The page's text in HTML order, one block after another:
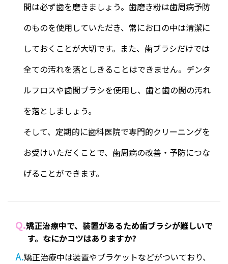
間は必ず歯を磨きましょう。歯磨き粉は歯周病予防
のものを使用していただき、常にお口の中は清潔に
しておくことが大切です。また、歯ブラシだけでは
全ての汚れを落としきることはできません。デンタ
ルフロスや歯間ブラシを使用し、歯と歯の間の汚れ
を落としましょう。
そして、定期的に歯科医院で専門的クリーニングを
お受けいただくことで、歯周病の改善・予防につな
げることができます。
Q.矯正治療中で、装置があるため歯ブラシが難しいで
す。なにかコツはありますか?
A.矯正治療中は装置やブラケットなどがついており、